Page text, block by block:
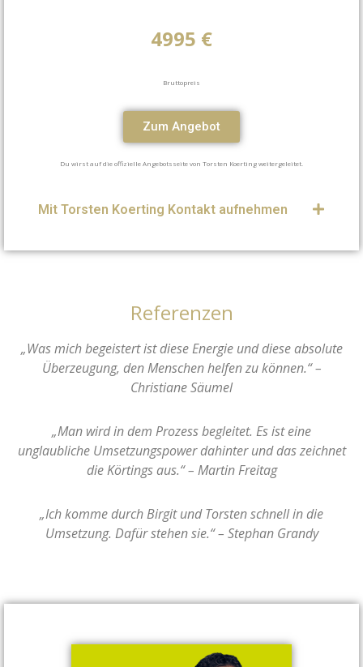
4995 €
Bruttopreis
Zum Angebot
Du wirst auf die offizielle Angebotsseite von Torsten Koerting weitergeleitet.
Mit Torsten Koerting Kontakt aufnehmen
Referenzen
„Was mich begeistert ist diese Energie und diese absolute
Überzeugung, den Menschen helfen zu können.“ –
Christiane Säumel
„Man wird in dem Prozess begleitet. Es ist eine
unglaubliche Umsetzungspower dahinter und das zeichnet
die Körtings aus.“ – Martin Freitag
„Ich komme durch Birgit und Torsten schnell in die
Umsetzung. Dafür stehen sie.“ – Stephan Grandy